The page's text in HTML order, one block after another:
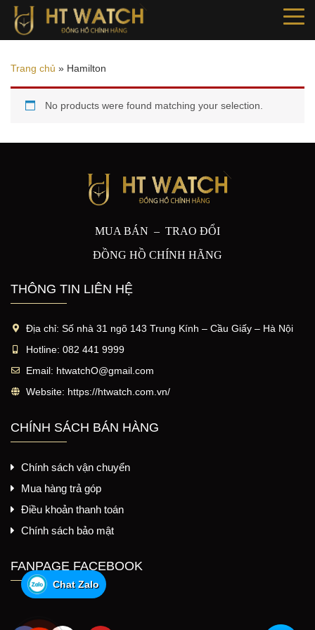
Trang chủ » Hamilton
No products were found matching your selection.
MUA BÁN – TRAO ĐỔI
ĐỒNG HỒ CHÍNH HÃNG
THÔNG TIN LIÊN HỆ
Địa chỉ: Số nhà 31 ngõ 143 Trung Kính – Cầu Giấy – Hà Nội
Hotline: 082 441 9999
Email: htwatchO@gmail.com
Website: https://htwatch.com.vn/
CHÍNH SÁCH BÁN HÀNG
Chính sách vận chuyển
Mua hàng trả góp
Điều khoản thanh toán
Chính sách bảo mật
FANPAGE FACEBOOK
Chat Zalo